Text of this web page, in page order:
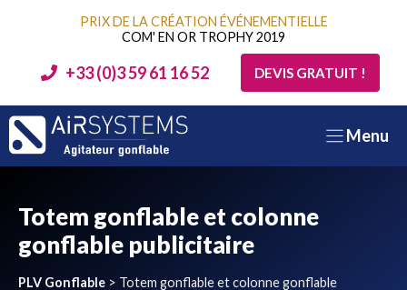
contenu
PRIX DE LA CRÉATION ÉVÉNEMENTIELLE
COM' EN OR TROPHY 2019
+33 (0)3 59 61 16 52 DEVIS GRATUIT !
Menu
Totem gonflable et colonne
gonflable publicitaire
PLV Gonflable > Totem gonflable et colonne gonflable